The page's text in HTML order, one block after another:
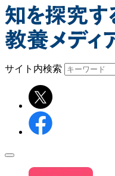
サイト内検索